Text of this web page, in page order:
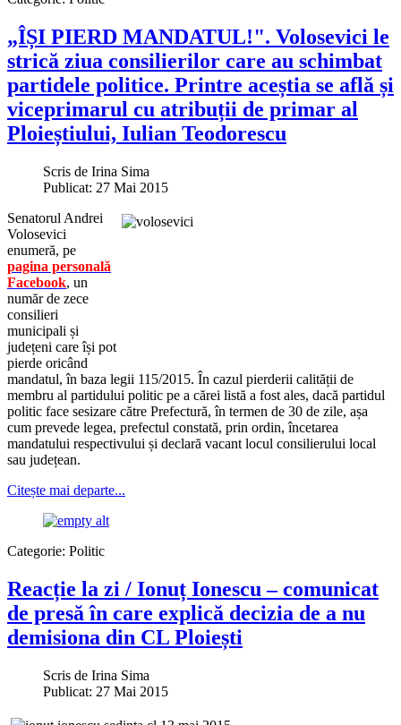
„ÎȘI PIERD MANDATUL!". Volosevici le
strică ziua consilierilor care au schimbat
partidele politice. Printre aceștia se află și
viceprimarul cu atribuții de primar al
Ploieștiului, Iulian Teodorescu
Scris de Irina Sima
Publicat: 27 Mai 2015
Senatorul Andrei
Volosevici
enumeră, pe
pagina personală
Facebook, un
număr de zece
consilieri
municipali și
județeni care își pot
pierde oricând
mandatul, în baza legii 115/2015. În cazul pierderii calității de
membru al partidului politic pe a cărei listă a fost ales, dacă partidul
politic face sesizare către Prefectură, în termen de 30 de zile, așa
cum prevede legea, prefectul constată, prin ordin, încetarea
mandatului respectivului și declară vacant locul consilierului local
sau județean.
Citește mai departe...
Categorie: Politic
Reacție la zi / Ionuț Ionescu – comunicat
de presă în care explică decizia de a nu
demisiona din CL Ploiești
Scris de Irina Sima
Publicat: 27 Mai 2015